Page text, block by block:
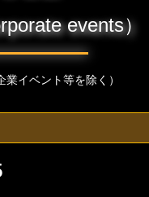
events）
イベント等を除く）